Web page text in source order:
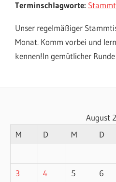
Terminschlagworte:
Unser regelmäßiger
Monat. Komm vorbei und
kennen!In gemütlicher
August
M
D M D
3
4 5 6